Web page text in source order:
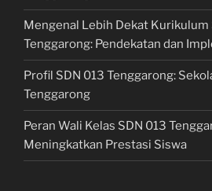
Mengenal Lebih Dekat Kurikulum
Tenggarong: Pendekatan dan
Profil SDN 013 Tenggarong:
Tenggarong
Peran Wali Kelas SDN 013
Meningkatkan Prestasi Siswa